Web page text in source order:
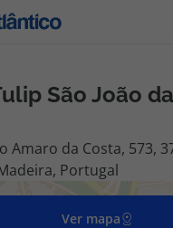
São João
Amaro da Costa, 573,
Portugal
Ver mapa